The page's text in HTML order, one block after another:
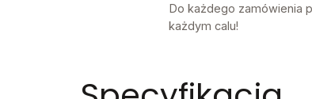
Do każdego zamówienia
każdym calu!